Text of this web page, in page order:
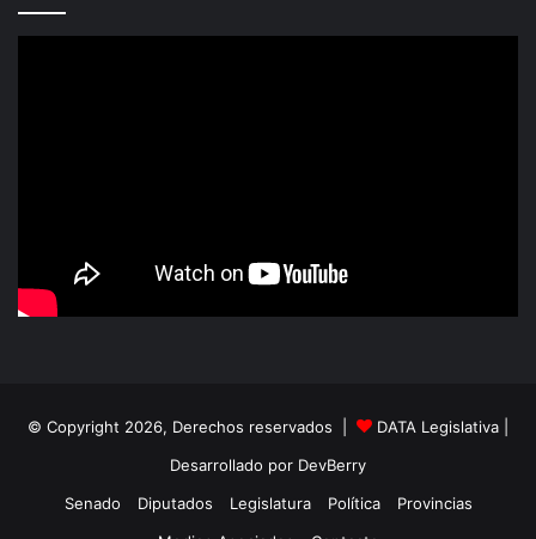
© Copyright 2026, Derechos reservados | DATA Legislativa
Desarrollado por DevBerry
Senado
Diputados Legislatura Política
Provincias